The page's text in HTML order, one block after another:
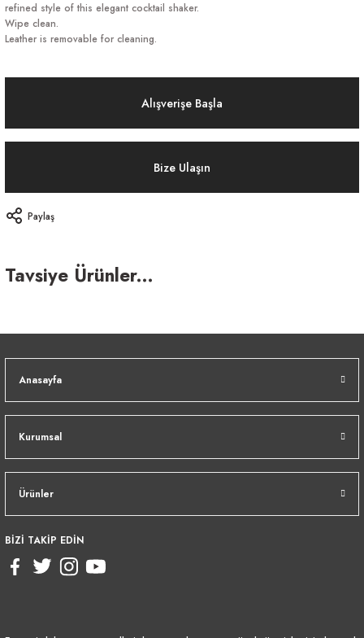
refined style of this elegant cocktail shaker.
Wipe clean.
Leather is removable for cleaning.
Alışverişe Başla
Bize Ulaşın
Paylaş
Tavsiye Ürünler...
WYATT KOKTEYL KARIŞTIRICI
Anasayfa
Kurumsal
Ürünler
BİZİ TAKİP EDİN